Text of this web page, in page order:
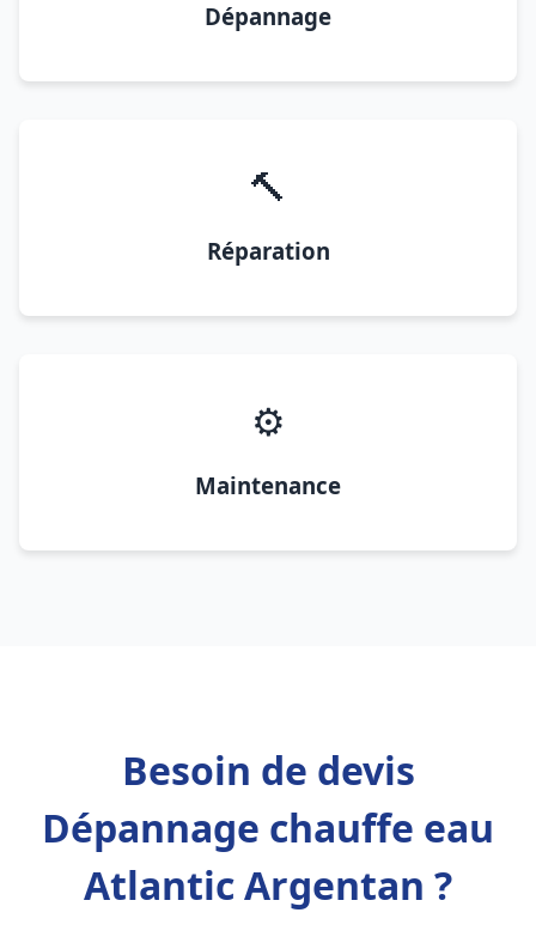
Dépannage
🔨
Réparation
⚙️
Maintenance
Besoin de devis
Dépannage chauffe eau
Atlantic Argentan ?